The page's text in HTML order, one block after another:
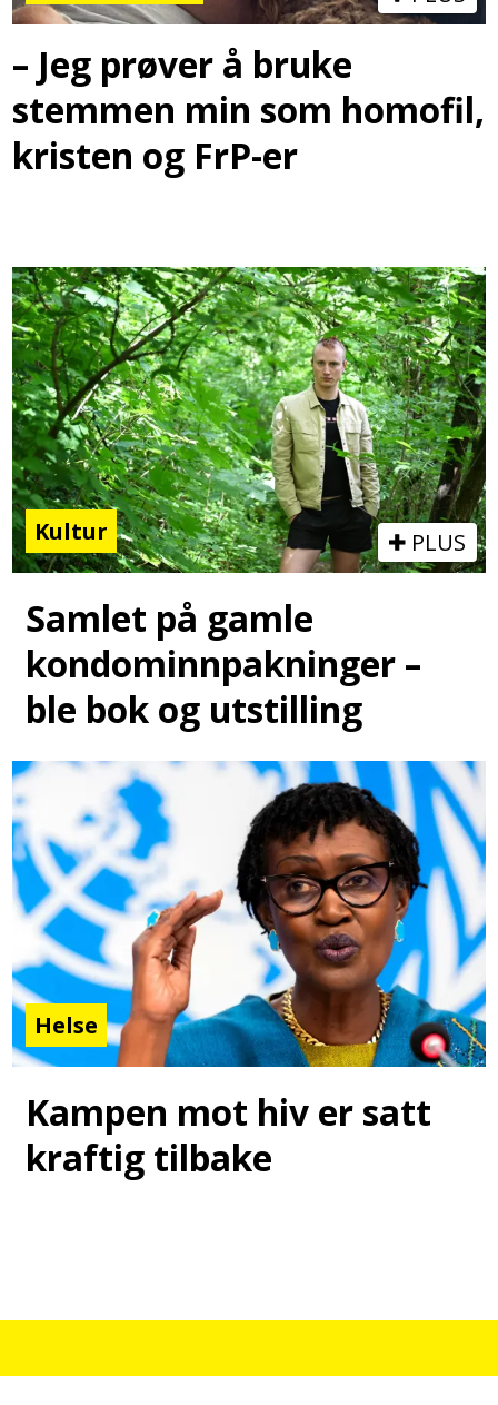
– Jeg prøver å bruke
stemmen min som homofil,
kristen og FrP-er
Kultur PLUS
Samlet på gamle
kondominnpakninger –
ble bok og utstilling
Helse
Kampen mot hiv er satt
kraftig tilbake